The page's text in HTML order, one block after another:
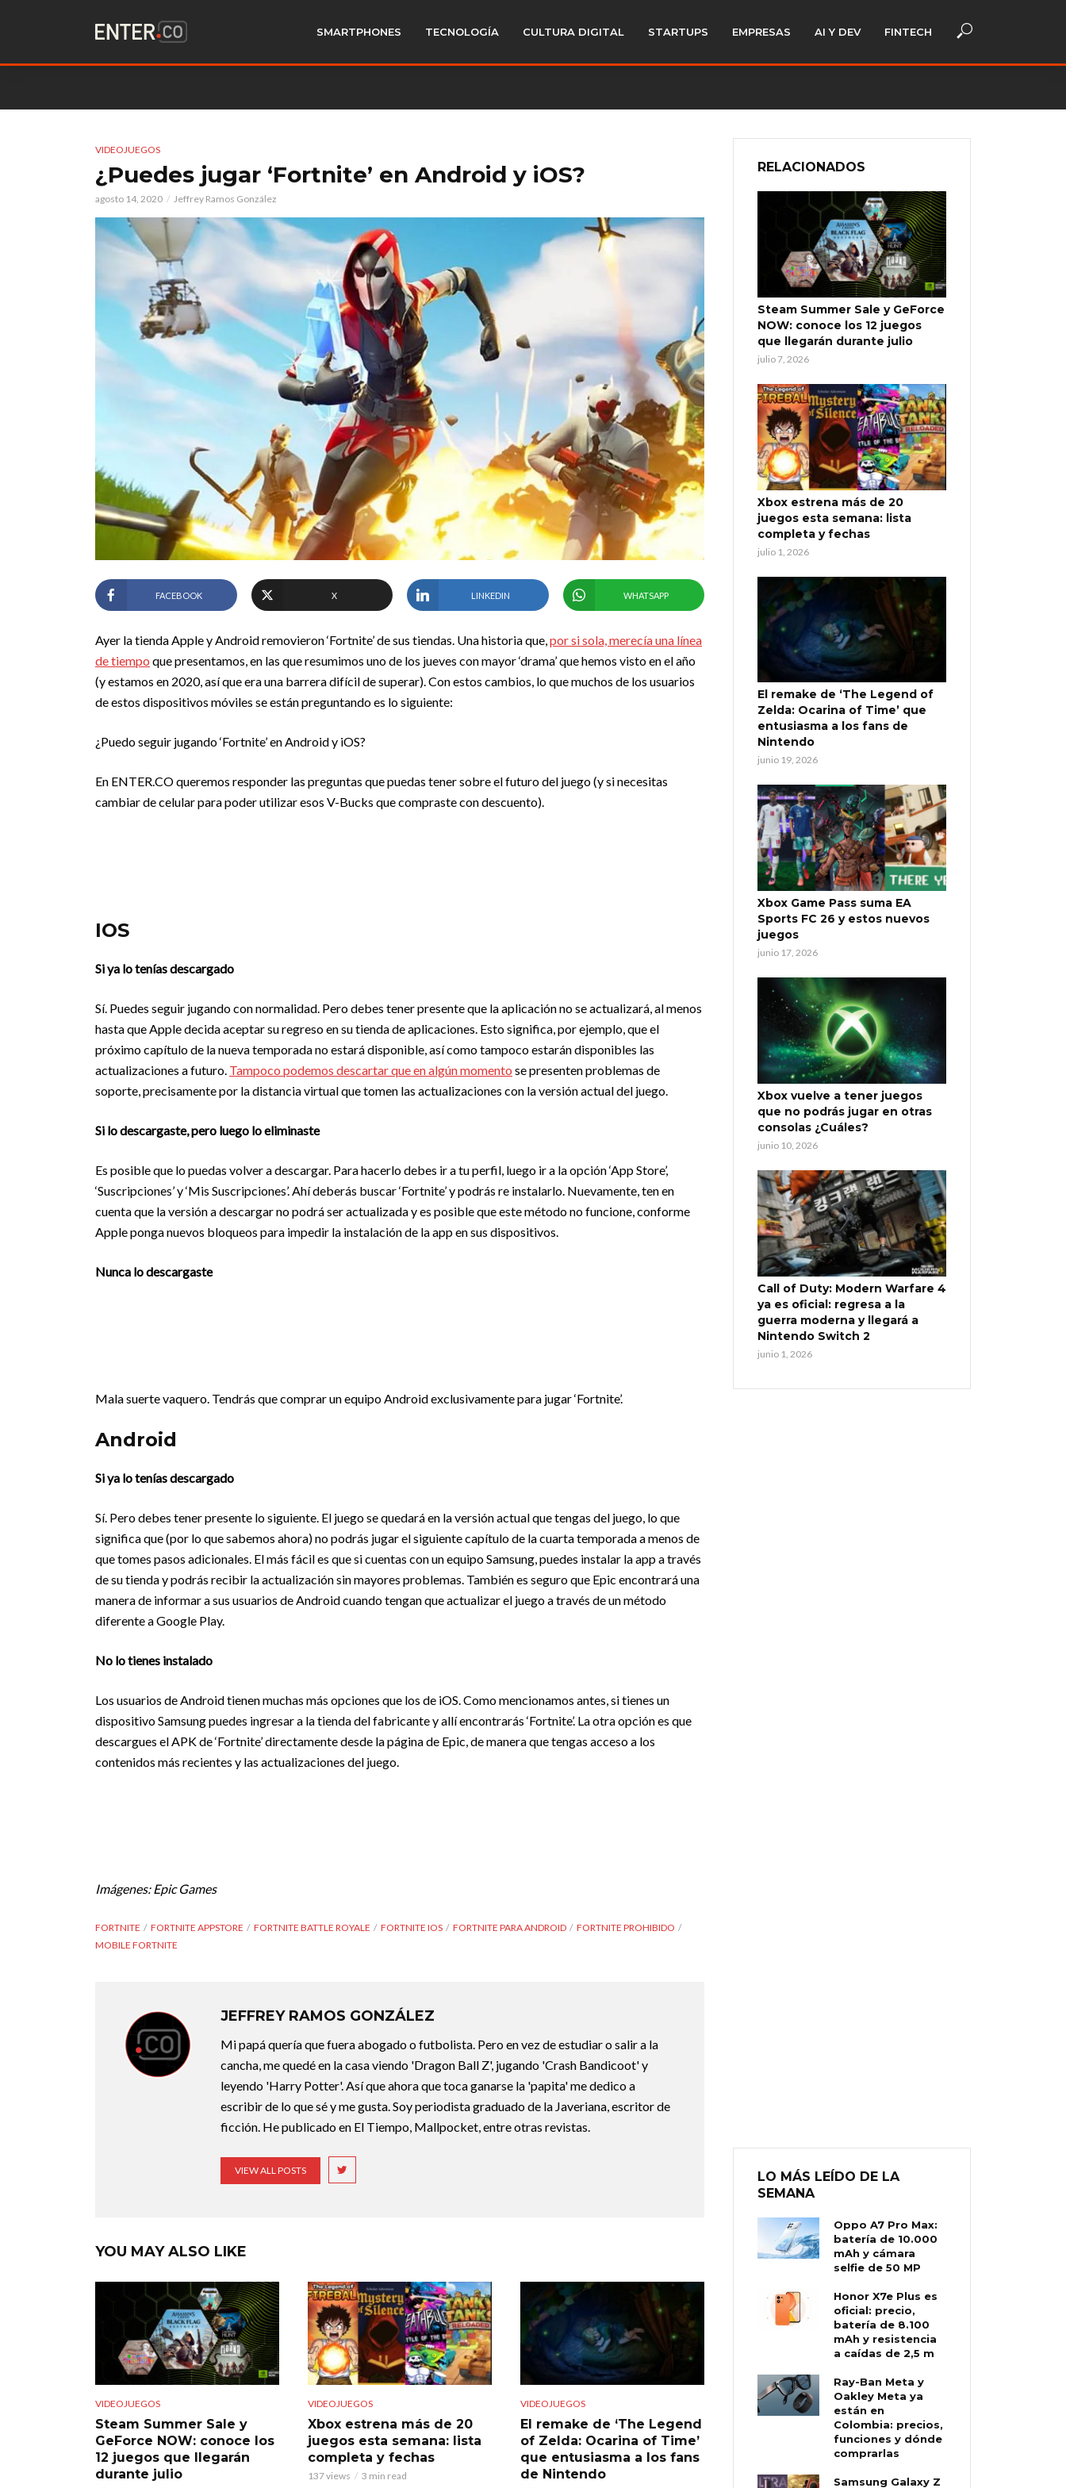
SMARTPHONES TECNOLOGÍA CULTURA DIGITAL STARTUPS EMPRESAS AI Y DEV FINTECH
VIDEOJUEGOS
¿Puedes jugar ‘Fortnite’ en Android y iOS?
agosto 14, 2020 Jeffrey Ramos González
FACEBOOK X LINKEDIN WHATSAPP
Ayer la tienda Apple y Android removieron ‘Fortnite’ de sus tiendas. Una historia que,por si sola, merecía una línea
de tiempo que presentamos, en las que resumimos uno de los jueves con mayor ‘drama’ que hemos visto en el año
(y estamos en 2020, así que era una barrera difícil de superar). Con estos cambios, lo que muchos de los usuarios
de estos dispositivos móviles se están preguntando es lo siguiente:
¿Puedo seguir jugando ‘Fortnite’ en Android y iOS?
En ENTER.CO queremos responder las preguntas que puedas tener sobre el futuro del juego (y si necesitas
cambiar de celular para poder utilizar esos V-Bucks que compraste con descuento).
IOS
Si ya lo tenías descargado
Sí. Puedes seguir jugando con normalidad. Pero debes tener presente que la aplicación no se actualizará, al menos
hasta que Apple decida aceptar su regreso en su tienda de aplicaciones. Esto significa, por ejemplo, que el
próximo capítulo de la nueva temporada no estará disponible, así como tampoco estarán disponibles las
actualizaciones a futuro. Tampoco podemos descartar que en algún momento se presenten problemas de
soporte, precisamente por la distancia virtual que tomen las actualizaciones con la versión actual del juego.
Si lo descargaste, pero luego lo eliminaste
Es posible que lo puedas volver a descargar. Para hacerlo debes ir a tu perfil, luego ir a la opción ‘App Store’,
‘Suscripciones’ y ‘Mis Suscripciones’. Ahí deberás buscar ‘Fortnite’ y podrás re instalarlo. Nuevamente, ten en
cuenta que la versión a descargar no podrá ser actualizada y es posible que este método no funcione, conforme
Apple ponga nuevos bloqueos para impedir la instalación de la app en sus dispositivos.
Nunca lo descargaste
Mala suerte vaquero. Tendrás que comprar un equipo Android exclusivamente para jugar ‘Fortnite’.
Android
Si ya lo tenías descargado
Sí. Pero debes tener presente lo siguiente. El juego se quedará en la versión actual que tengas del juego, lo que
significa que (por lo que sabemos ahora) no podrás jugar el siguiente capítulo de la cuarta temporada a menos de
que tomes pasos adicionales. El más fácil es que si cuentas con un equipo Samsung, puedes instalar la app a través
de su tienda y podrás recibir la actualización sin mayores problemas. También es seguro que Epic encontrará una
manera de informar a sus usuarios de Android cuando tengan que actualizar el juego a través de un método
diferente a Google Play.
No lo tienes instalado
Los usuarios de Android tienen muchas más opciones que los de iOS. Como mencionamos antes, si tienes un
dispositivo Samsung puedes ingresar a la tienda del fabricante y allí encontrarás ‘Fortnite’. La otra opción es que
descargues el APK de ‘Fortnite’ directamente desde la página de Epic, de manera que tengas acceso a los
contenidos más recientes y las actualizaciones del juego.
Imágenes: Epic Games
FORTNITE FORTNITE APPSTORE FORTNITE BATTLE ROYALE FORTNITE IOS FORTNITE PARA ANDROID
FORTNITE PROHIBIDO
MOBILE FORTNITE
JEFFREY RAMOS GONZÁLEZ
Mi papá quería que fuera abogado o futbolista. Pero en vez de estudiar o salir a la
cancha, me quedé en la casa viendo 'Dragon Ball Z', jugando 'Crash Bandicoot' y
leyendo 'Harry Potter'. Así que ahora que toca ganarse la 'papita' me dedico a
escribir de lo que sé y me gusta. Soy periodista graduado de la Javeriana, escritor de
ficción. He publicado en El Tiempo, Mallpocket, entre otras revistas.
VIEW ALL POSTS
YOU MAY ALSO LIKE
VIDEOJUEGOS
Steam Summer Sale y
GeForce NOW: conoce los
12 juegos que llegarán
durante julio
VIDEOJUEGOS
Xbox estrena más de 20
juegos esta semana: lista
completa y fechas
137 views 3 min read
VIDEOJUEGOS
El remake de ‘The Legend
of Zelda: Ocarina of Time’
que entusiasma a los fans
de Nintendo
RELACIONADOS
Steam Summer Sale y GeForce
NOW: conoce los 12 juegos
que llegarán durante julio
julio 7, 2026
Xbox estrena más de 20
juegos esta semana: lista
completa y fechas
julio 1, 2026
El remake de ‘The Legend of
Zelda: Ocarina of Time’ que
entusiasma a los fans de
Nintendo
junio 19, 2026
Xbox Game Pass suma EA
Sports FC 26 y estos nuevos
juegos
junio 17, 2026
Xbox vuelve a tener juegos
que no podrás jugar en otras
consolas ¿Cuáles?
junio 10, 2026
Call of Duty: Modern Warfare 4
ya es oficial: regresa a la
guerra moderna y llegará a
Nintendo Switch 2
junio 1, 2026
LO MÁS LEÍDO DE LA
SEMANA
Oppo A7 Pro Max:
batería de 10.000
mAh y cámara
selfie de 50 MP
Honor X7e Plus es
oficial: precio,
batería de 8.100
mAh y resistencia
a caídas de 2,5 m
Ray-Ban Meta y
Oakley Meta ya
están en
Colombia: precios,
funciones y dónde
comprarlas
Samsung Galaxy Z